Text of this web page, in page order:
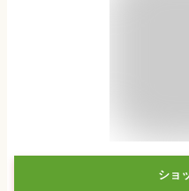
ショ